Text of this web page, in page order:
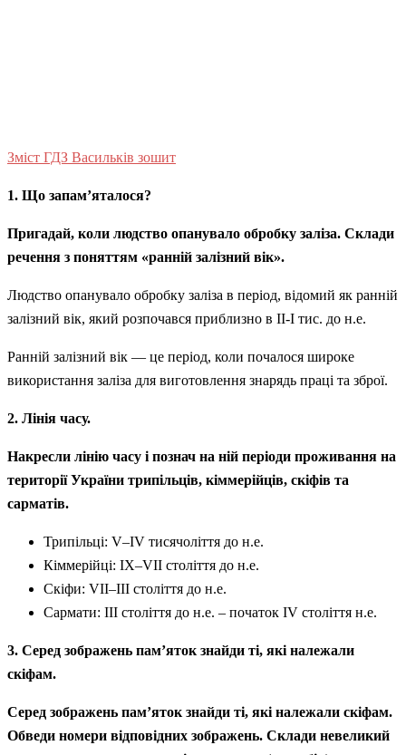
Зміст ГДЗ Васильків зошит
1. Що запам’яталося?
Пригадай, коли людство опанувало обробку заліза. Склади
речення з поняттям «ранній залізний вік».
Людство опанувало обробку заліза в період, відомий як ранній
залізний вік, який розпочався приблизно в II-I тис. до н.е.
Ранній залізний вік — це період, коли почалося широке
використання заліза для виготовлення знарядь праці та зброї.
2. Лінія часу.
Накресли лінію часу і познач на ній періоди проживання на
території України трипільців, кіммерійців, скіфів та
сарматів.
Трипільці: V–IV тисячоліття до н.е.
Кіммерійці: IX–VII століття до н.е.
Скіфи: VII–III століття до н.е.
Сармати: III століття до н.е. – початок IV століття н.е.
3. Серед зображень пам’яток знайди ті, які належали
скіфам.
Серед зображень пам’яток знайди ті, які належали скіфам.
Обведи номери відповідних зображень. Склади невеликий